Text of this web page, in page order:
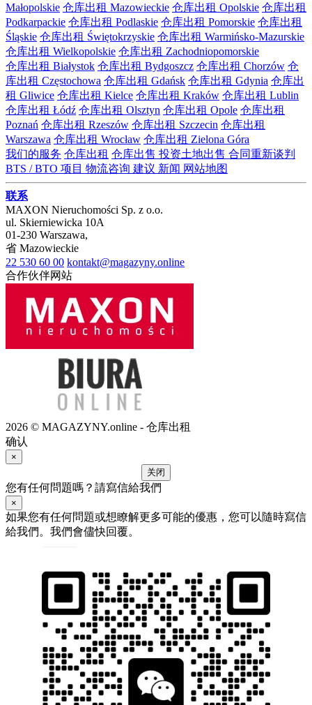
Małopolskie 仓库出租 Mazowieckie 仓库出租 Opolskie 仓库出租
Podkarpackie 仓库出租 Podlaskie 仓库出租 Pomorskie 仓库出租
Śląskie 仓库出租 Świętokrzyskie 仓库出租 Warmińsko-Mazurskie
仓库出租 Wielkopolskie 仓库出租 Zachodniopomorskie
仓库出租 Białystok 仓库出租 Bydgoszcz 仓库出租 Chorzów 仓
库出租 Częstochowa 仓库出租 Gdańsk 仓库出租 Gdynia 仓库出
租 Gliwice 仓库出租 Kielce 仓库出租 Kraków 仓库出租 Lublin
仓库出租 Łódź 仓库出租 Olsztyn 仓库出租 Opole 仓库出租
Poznań 仓库出租 Rzeszów 仓库出租 Szczecin 仓库出租
Warszawa 仓库出租 Wrocław 仓库出租 Zielona Góra
我们的服务 仓库出租 仓库出售 投资土地出售 合同重新谈判
BTS / BTO 项目 物流咨询 建议 新闻 网站地图
联系
MAXON Nieruchomości Sp. z o.o.
ul. Skierniewicka 10A
01-230 Warszawa,
省 Mazowieckie
22 530 60 00 kontakt@magazyny.online
合作伙伴网站
2026 © MAGAZYNY.online - 仓库出租
确认
×
关闭
您有任何問題嗎？請寫信給我們
×
如果您有任何問題或想瞭解更多可能的優惠，您可以隨時寫信
給我們。我們會儘快回覆。